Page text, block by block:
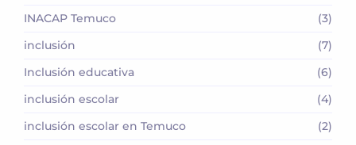
INACAP Temuco
(3)
inclusión
(7)
Inclusión educativa
(6)
inclusión escolar
(4)
inclusión escolar en Temuco
(2)